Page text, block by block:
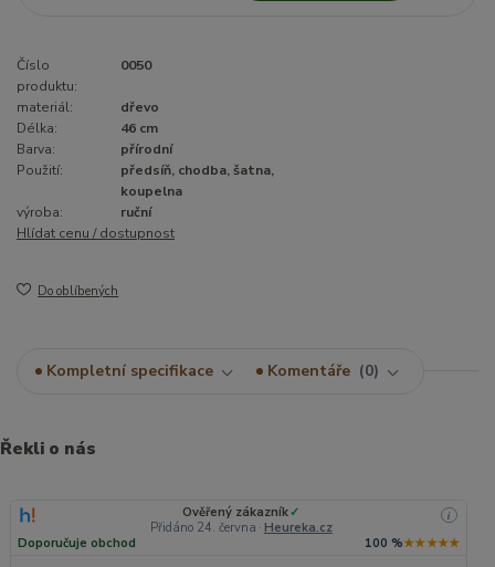
Číslo
produktu:
0050
materiál:
dřevo
Délka:
46 cm
Barva:
přírodní
Použití:
předsíň, chodba, šatna,
koupelna
výroba:
ruční
Hlídat cenu / dostupnost
Do oblíbených
Kompletní specifikace Komentáře 0
Řekli o nás
Ověřený zákazník ✓
Přidáno 24. června · Heureka.cz
i
Doporučuje obchod 100 %★★★★★